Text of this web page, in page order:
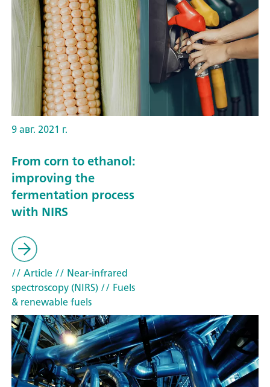
9 авг. 2021 г.
From corn to ethanol:
improving the
fermentation process
with NIRS
// Article// Near-infrared
spectroscopy (NIRS)// Fuels
& renewable fuels